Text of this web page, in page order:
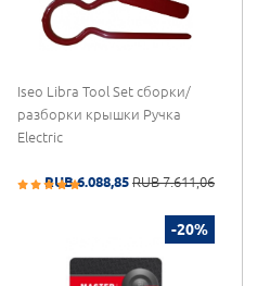
Iseo Libra Tool Set сборки/
разборки крышки Ручка
Electric
RUB 6.088,85 RUB 7.611,06
-20%